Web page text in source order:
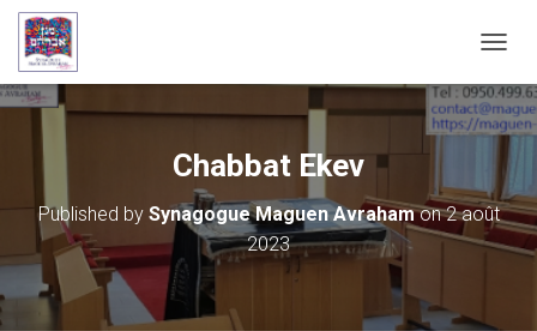
Chabbat Ekev
Published by Synagogue Maguen Avrahamon2 août
2023